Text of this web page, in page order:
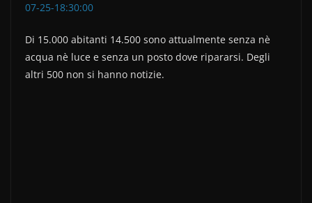
07-25-18:30:00
Di 15.000 abitanti 14.500 sono attualmente senza nè
acqua nè luce e senza un posto dove ripararsi. Degli
altri 500 non si hanno notizie.